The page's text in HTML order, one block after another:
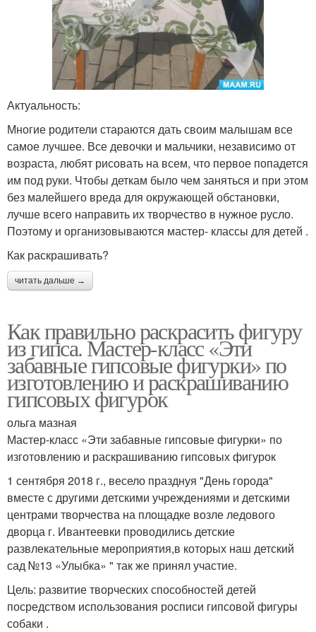
Актуальность:
Многие родители стараются дать своим малышам все
самое лучшее. Все девочки и мальчики, независимо от
возраста, любят рисовать на всем, что первое попадется
им под руки. Чтобы деткам было чем заняться и при этом
без малейшего вреда для окружающей обстановки,
лучше всего направить их творчество в нужное русло.
Поэтому и организовываются мастер- классы для детей .
Как раскрашивать?
читать дальше →
Как правильно раскрасить фигуру
из гипса. Мастер-класс «Эти
забавные гипсовые фигурки» по
изготовлению и раскрашиванию
гипсовых фигурок
ольга мазная
Мастер-класс «Эти забавные гипсовые фигурки» по
изготовлению и раскрашиванию гипсовых фигурок
1 сентября 2018 г., весело празднуя "День города"
вместе с другими детскими учреждениями и детскими
центрами творчества на площадке возле ледового
дворца г. Ивантеевки проводились детские
развлекательные мероприятия,в которых наш детский
сад №13 «Улыбка» " так же принял участие.
Цель: развитие творческих способностей детей
посредством использования росписи гипсовой фигуры
собаки .